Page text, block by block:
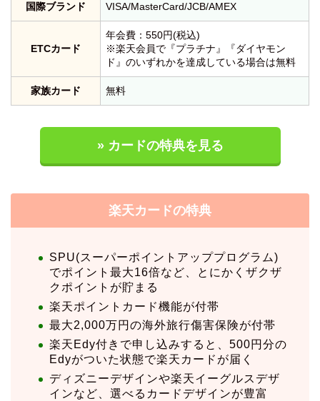
国際ブランド VISA/MasterCard/JCB/AMEX
ETCカード
年会費：550円(税込)
※楽天会員で『プラチナ』『ダイヤモン
ド』のいずれかを達成している場合は無料
家族カード 無料
» カードの特典を見る
楽天カードの特典
SPU(スーパーポイントアッププログラム)
でポイント最大16倍など、とにかくザクザ
クポイントが貯まる
楽天ポイントカード機能が付帯
最大2,000万円の海外旅行傷害保険が付帯
楽天Edy付きで申し込みすると、500円分の
Edyがついた状態で楽天カードが届く
ディズニーデザインや楽天イーグルスデザ
インなど、選べるカードデザインが豊富